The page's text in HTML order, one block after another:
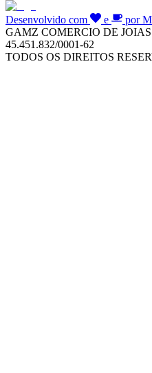
Desenvolvido com e
por
GAMZ COMERCIO DE
45.451.832/0001-62
TODOS OS DIREITOS